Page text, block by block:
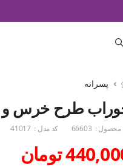
پسرانه
طرح خرس و
محصول : 66603 کد مدل : 41017
تومان